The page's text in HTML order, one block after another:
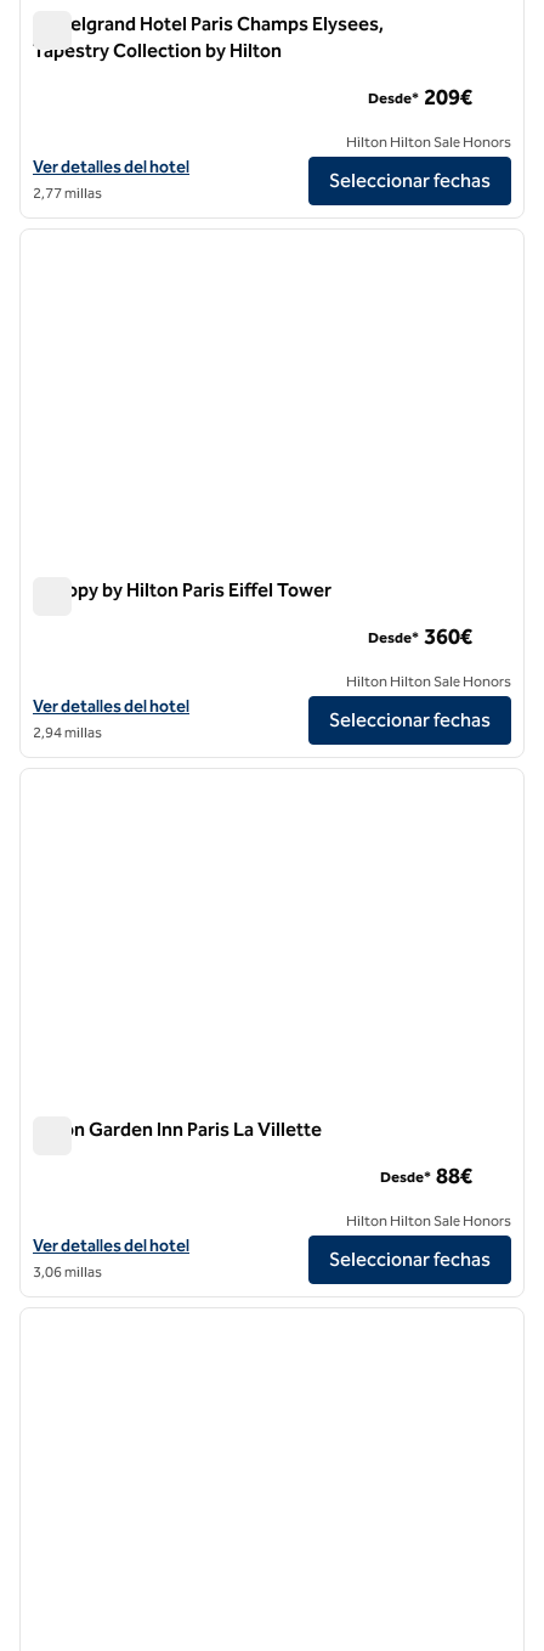
Le Belgrand Hotel Paris Champs Elysees,
Tapestry Collection by Hilton
Ver detalles del hotel Le Belgrand Paris Champs Elysees, Tapestry
Ver detalles del hotel
2,77 millas
Desde* 209€
Hilton Hilton Sale Honors
Seleccionar fechas
1/13
1 de 13
Canopy by Hilton Paris Eiffel Tower
Ver detalles del hotel Canopy by Hilton Paris Eiffel Tower
Ver detalles del hotel
2,94 millas
Desde* 360€
Hilton Hilton Sale Honors
Seleccionar fechas
1/12
1 de 12
Hilton Garden Inn Paris La Villette
Ver detalles del hotel Hilton Garden Inn Paris La Villette
Ver detalles del hotel
3,06 millas
Desde* 88€
Hilton Hilton Sale Honors
Seleccionar fechas
1/8
1 de 8